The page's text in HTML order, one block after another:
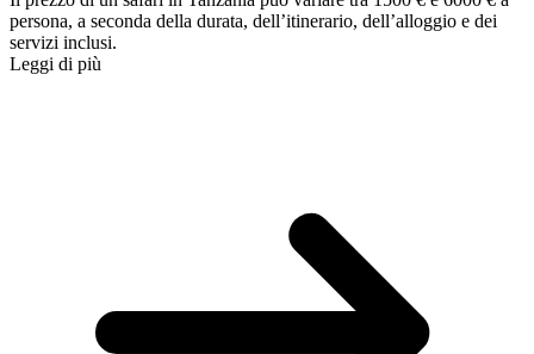
persona, a seconda della durata, dell’itinerario, dell’alloggio e dei
servizi inclusi.
Leggi di più